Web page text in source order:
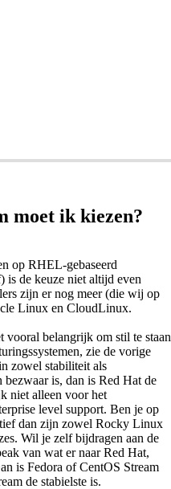
moet ik kiezen?
op RHEL-gebaseerd
is de keuze niet altijd even
zijn er nog meer (die wij op
Linux en CloudLinux.
vooral belangrijk om stil te staan
zie de vorige
zowel stabiliteit als
bezwaar is, dan is Red Hat de
niet alleen voor het
level support. Ben je op
dan zijn zowel Rocky Linux
Wil je zelf bijdragen aan de
van wat er naar Red Hat,
is Fedora of CentOS Stream
de stabielste is.